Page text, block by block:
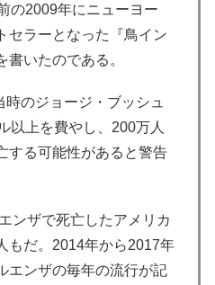
の2009年にニューヨー
セラーとなった『鳥イン
書いたのである。
のジョージ・ブッシュ
以上を費やし、200万人
する可能性があると警告
ンザで死亡したアメリカ
もだ。2014年から2017年
エンザの毎年の流行が記